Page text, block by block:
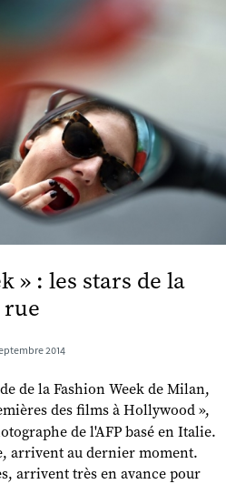
» : les stars de la
rue
2014
de la Fashion Week de Milan,
des films à Hollywood »,
de l'AFP basé en Italie.
arrivent au dernier moment.
arrivent très en avance pour